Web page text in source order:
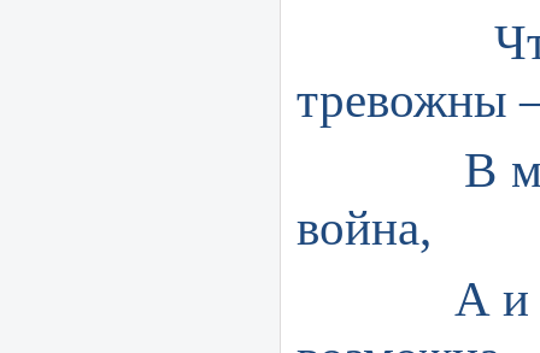
Что
тревожны
В мире
война,
А и